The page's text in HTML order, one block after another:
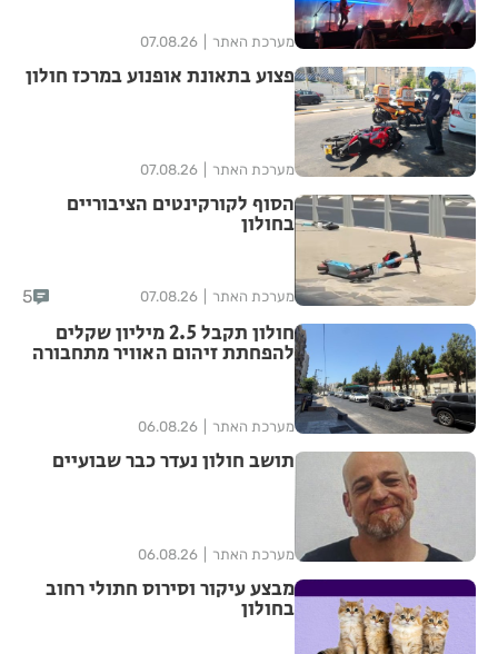
מערכת האתר 07.08.26
פצוע בתאונת אופנוע במרכז חולון
מערכת האתר 07.08.26
הסוף לקורקינטים הציבוריים
בחולון
מערכת האתר 07.08.26
5
חולון תקבל 2.5 מיליון שקלים
להפחתת זיהום האוויר מתחבורה
מערכת האתר 06.08.26
תושב חולון נעדר כבר שבועיים
מערכת האתר 06.08.26
מבצע עיקור וסירוס חתולי רחוב
בחולון